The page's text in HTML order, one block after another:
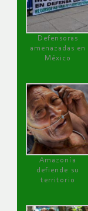
Defensoras
amenazadas en
México
Amazonía
defiende su
territorio